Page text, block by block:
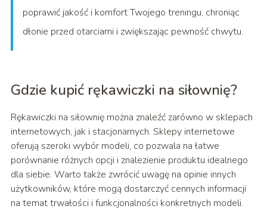
poprawić jakość i komfort Twojego treningu, chroniąc
dłonie przed otarciami i zwiększając pewność chwytu.
Gdzie kupić rękawiczki na siłownię?
Rękawiczki na siłownię można znaleźć zarówno w sklepach
internetowych, jak i stacjonarnych. Sklepy internetowe
oferują szeroki wybór modeli, co pozwala na łatwe
porównanie różnych opcji i znalezienie produktu idealnego
dla siebie. Warto także zwrócić uwagę na opinie innych
użytkowników, które mogą dostarczyć cennych informacji
na temat trwałości i funkcjonalności konkretnych modeli.